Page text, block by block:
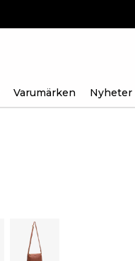
Varumärken Nyheter